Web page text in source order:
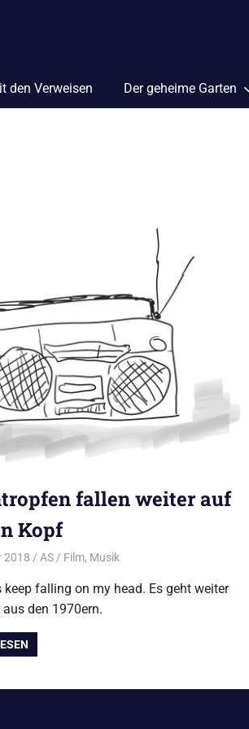
den Verweisen Der geheime Garten
fallen weiter auf
Kopf
2018 AS Film, Musik
keep falling on my head. Es geht weiter
den 1970ern.